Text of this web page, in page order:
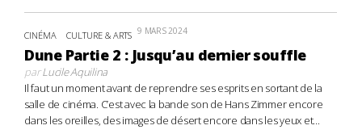
CINÉMA CULTURE & ARTS 9 MARS 2024
Dune Partie 2 : Jusqu’au dernier souffle
parLucile Aquilina
Il faut un moment avant de reprendre ses esprits en sortant de la
salle de cinéma. C’est avec la bande son de Hans Zimmer encore
dans les oreilles, des images de désert encore dans les yeux et...